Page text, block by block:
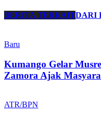
BERITA TERKAITDARI
Baru
Kumango Gelar
Zamora Ajak
ATR/BPN